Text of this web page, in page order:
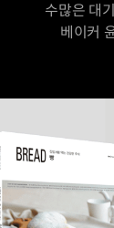
수많은 대
베이커